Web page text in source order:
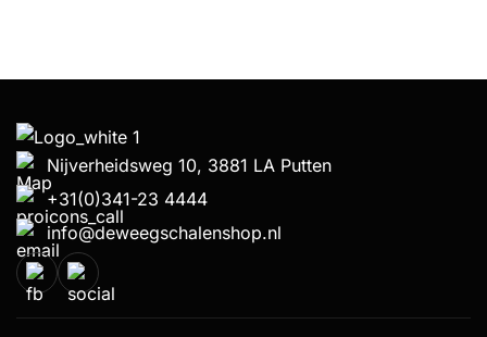
Nijverheidsweg 10, 3881 LA Putten
+31(0)341-23 4444
info@deweegschalenshop.nl